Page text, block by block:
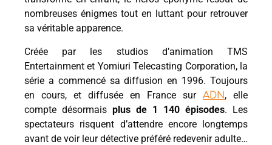
nombreuses énigmes tout en luttant pour retrouver
sa véritable apparence.
Créée par les studios d’animation TMS
Entertainment et Yomiuri Telecasting Corporation, la
série a commencé sa diffusion en 1996. Toujours
en cours, et diffusée en France sur ADN, elle
compte désormais plus de 1 140 épisodes. Les
spectateurs risquent d’attendre encore longtemps
avant de voir leur détective préféré redevenir adulte…